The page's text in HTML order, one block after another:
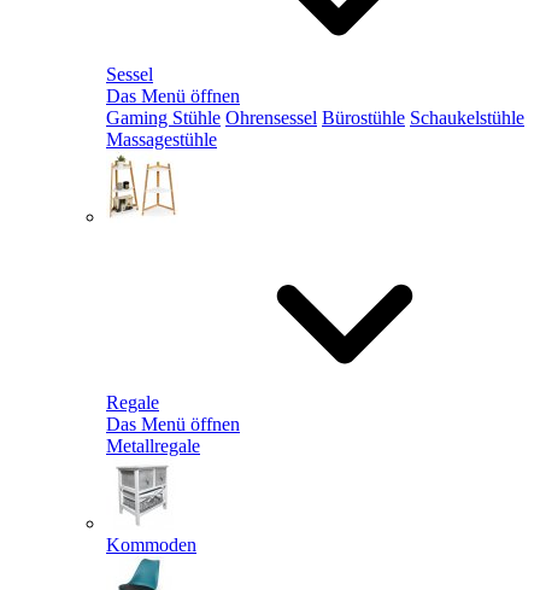
Sessel
Das Menü öffnen
Gaming Stühle Ohrensessel Bürostühle Schaukelstühle
Massagestühle
Regale
Das Menü öffnen
Metallregale
Kommoden